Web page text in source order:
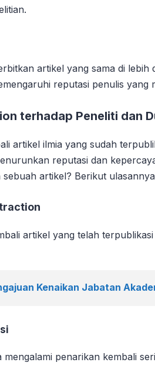
artikel yang sama di
reputasi penulis yang
terhadap Peneliti dan
artikel ilmia yang sudah
reputasi dan
artikel? Berikut
artikel yang telah
Kenaikan Jabatan
mengalami penarikan kembali